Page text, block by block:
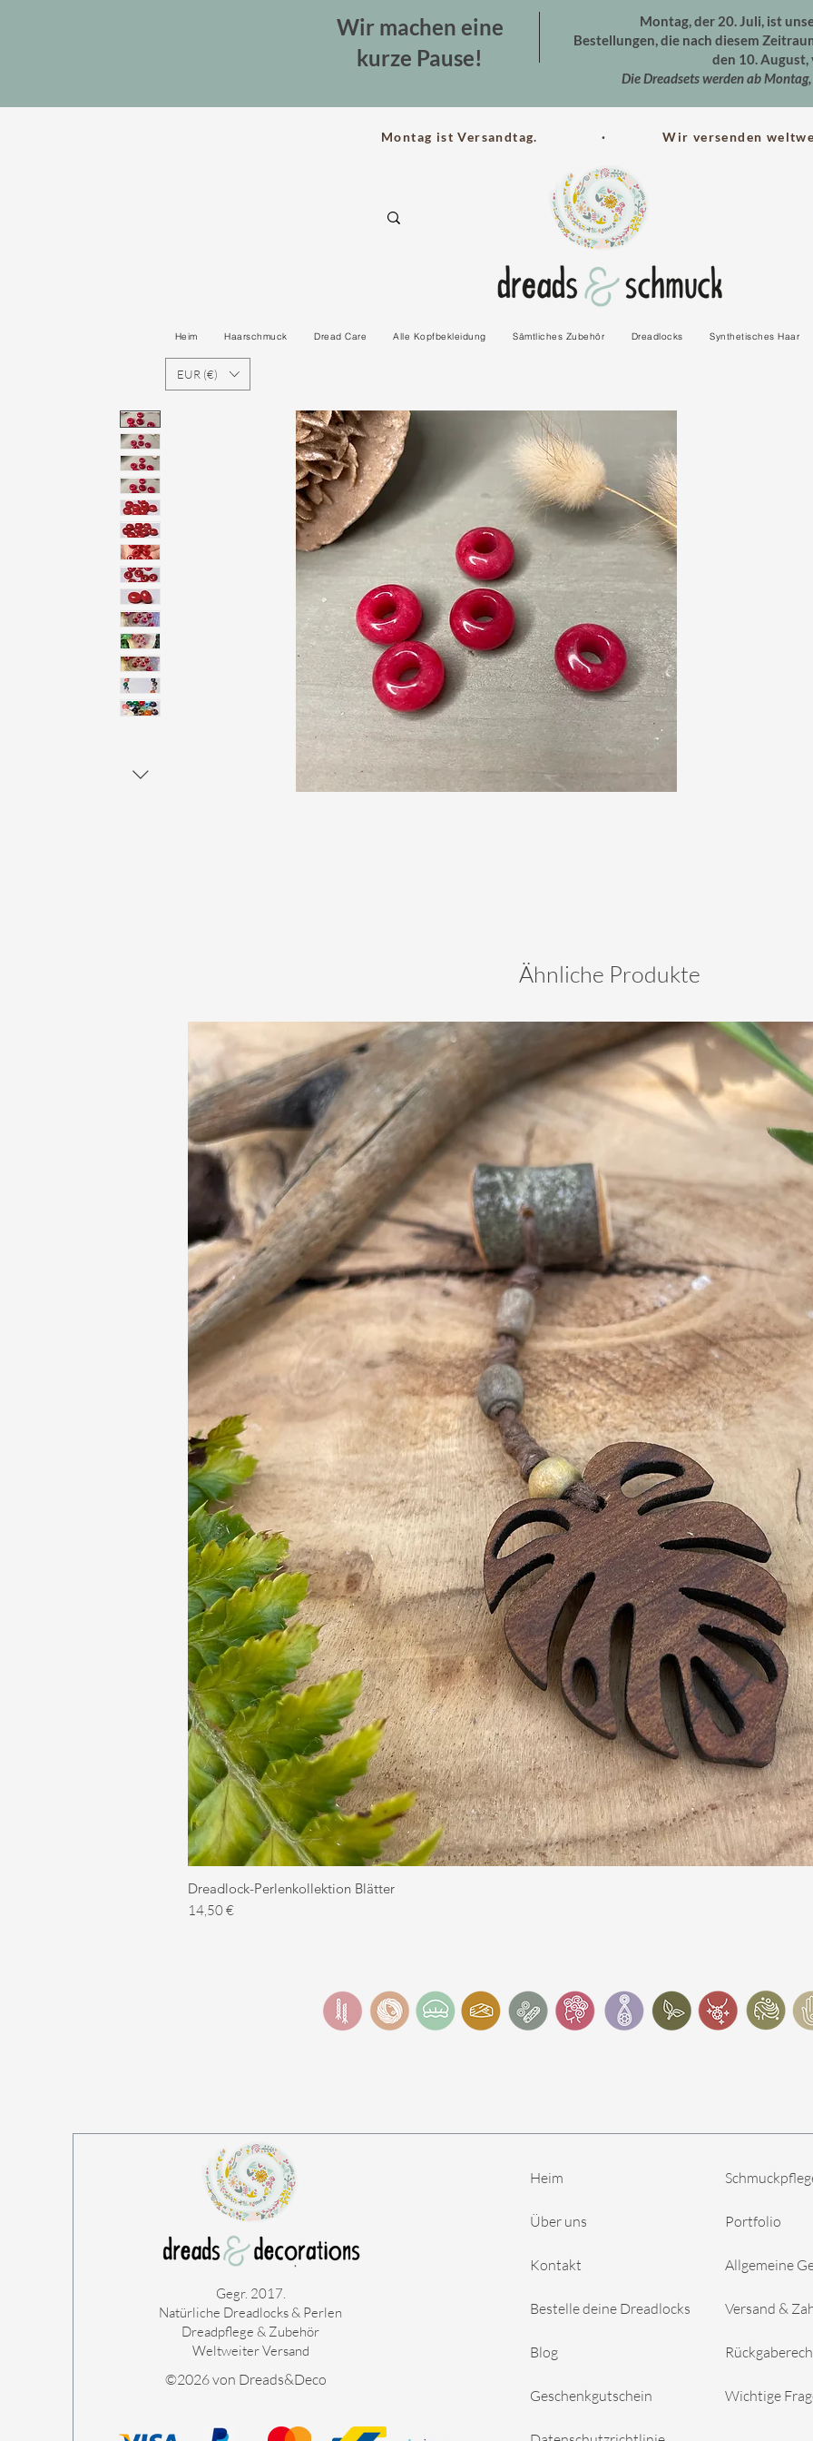
Wir machen eine
kurze Pause!
Montag, der 20. Juli, ist
Bestellungen, die nach diesem
den 10. August,
Die Dreadsets werden ab
Montag ist Versandtag. · Wir versenden
Heim Haarschmuck Dread Care Alle Kopfbekleidung Sämtliches Zubehör Dreadlocks Synthetisches Haar
EUR (€)
Ähnliche Produkte
Dreadlock-Perlenkollektion Blätter
Preis
14,50 €
Gegr. 2017.
Natürliche Dreadlocks & Perlen
Dreadpflege & Zubehör
Weltweiter Versand
©2026 von Dreads&Deco
Heim
Über uns
Kontakt
Bestelle deine Dreadlocks
Blog
Geschenkgutschein
Portfolio
Allgemeine
Versand &
Wichtige